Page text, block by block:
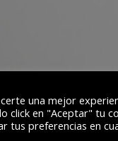
. Así, la marca ofrece
(20/5), con la
una mejor
click en "Aceptar" tu
tus preferencias en